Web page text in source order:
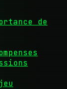
de